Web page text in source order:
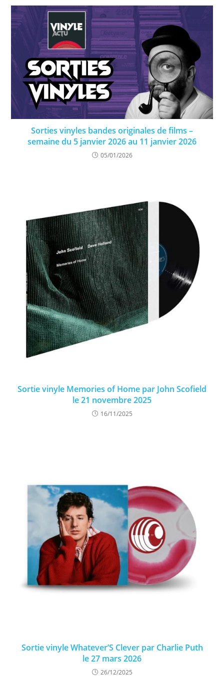
Sorties vinyles bandes originales de films –
semaine du 5 janvier 2026 au 11 janvier 2026
05/01/2026
Sortie vinyle Memories of Home par John Scofield
le 21 novembre 2025
16/11/2025
Sortie vinyle Whatever’S Clever par Charlie Puth
le 27 mars 2026
26/12/2025